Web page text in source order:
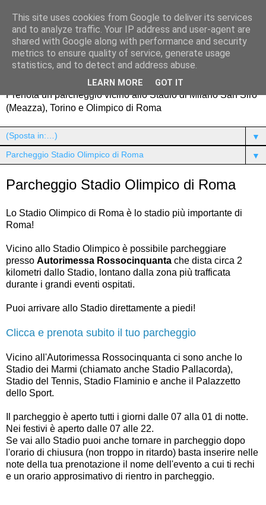
Parcheggi vicino agli Stadi
Prenota un parcheggio vicino allo Stadio di Milano San Siro
(Meazza), Torino e Olimpico di Roma
▼
▼
Parcheggio Stadio Olimpico di Roma
Lo Stadio Olimpico di Roma è lo stadio più importante di
Roma!
Vicino allo Stadio Olimpico è possibile parcheggiare
presso Autorimessa Rossocinquanta che dista circa 2
kilometri dallo Stadio, lontano dalla zona più trafficata
durante i grandi eventi ospitati.
Puoi arrivare allo Stadio direttamente a piedi!
Clicca e prenota subito il tuo parcheggio
Vicino all'Autorimessa Rossocinquanta ci sono anche lo
Stadio dei Marmi (chiamato anche Stadio Pallacorda),
Stadio del Tennis, Stadio Flaminio e anche il Palazzetto
dello Sport.
Il parcheggio è aperto tutti i giorni dalle 07 alla 01 di notte.
Nei festivi è aperto dalle 07 alle 22.
Se vai allo Stadio puoi anche tornare in parcheggio dopo
l'orario di chiusura (non troppo in ritardo) basta inserire nelle
note della tua prenotazione il nome dell'evento a cui ti rechi
e un orario approsimativo di rientro in parcheggio.
This site uses cookies from Google to deliver its services
and to analyze traffic. Your IP address and user-agent are
shared with Google along with performance and security
metrics to ensure quality of service, generate usage
statistics, and to detect and address abuse.
LEARN MORE GOT IT